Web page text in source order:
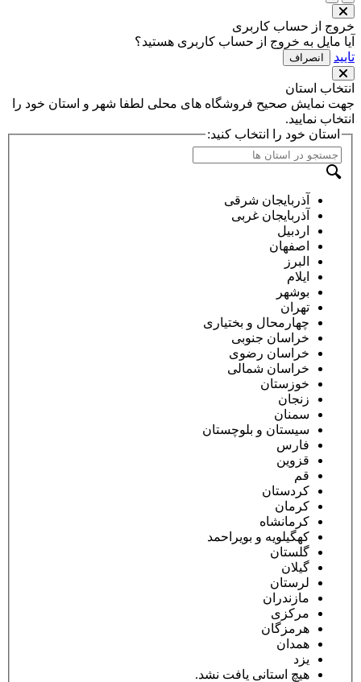
خروج از حساب کاربری
آیا مایل به خروج از حساب کاربری هستید؟
تایید
انصراف
انتخاب استان
جهت نمایش صحیح فروشگاه های محلی لطفا شهر و استان خود را
انتخاب نمایید.
استان خود را انتخاب کنید:
آذربایجان شرقی
آذربایجان غربی
اردبیل
اصفهان
البرز
ایلام
بوشهر
تهران
چهارمحال و بختیاری
خراسان جنوبی
خراسان رضوی
خراسان شمالی
خوزستان
زنجان
سمنان
سیستان و بلوچستان
فارس
قزوین
قم
کردستان
کرمان
کرمانشاه
کهگیلویه و بویراحمد
گلستان
گیلان
لرستان
مازندران
مرکزی
هرمزگان
همدان
یزد
هیچ استانی یافت نشد.